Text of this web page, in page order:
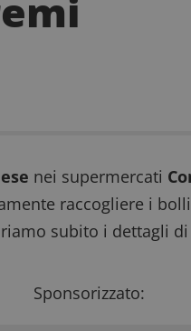
nei supermercati
raccogliere i
subito i dettagli
Sponsorizzato: